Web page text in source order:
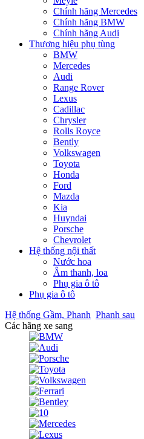
Chính hãng Mercedes
Chính hãng BMW
Chính hãng Audi
Thương hiệu phụ tùng
BMW
Mercedes
Audi
Range Rover
Lexus
Cadillac
Chrysler
Rolls Royce
Bently
Volkswagen
Toyota
Honda
Ford
Mazda
Kia
Huyndai
Porsche
Chevrolet
Hệ thống nội thất
Nước hoa
Âm thanh, loa
Phụ gia ô tô
Phụ gia ô tô
Hệ thống Gầm, Phanh Phanh sau
Các hãng xe sang